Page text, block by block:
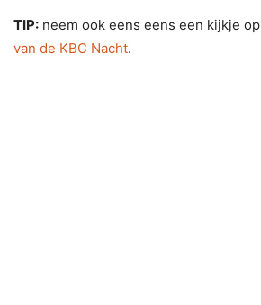
TIP: neem ook eens eens een kijkje op
van de KBC Nacht.